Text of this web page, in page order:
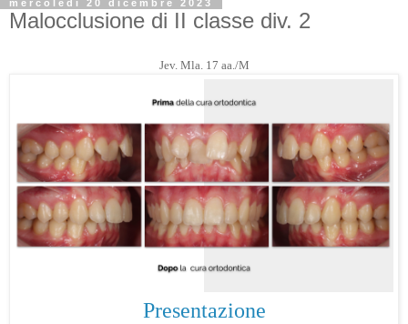
mercoledì 20 dicembre 2023
Malocclusione di II classe div. 2
Jev. Mla. 17 aa./M
Presentazione